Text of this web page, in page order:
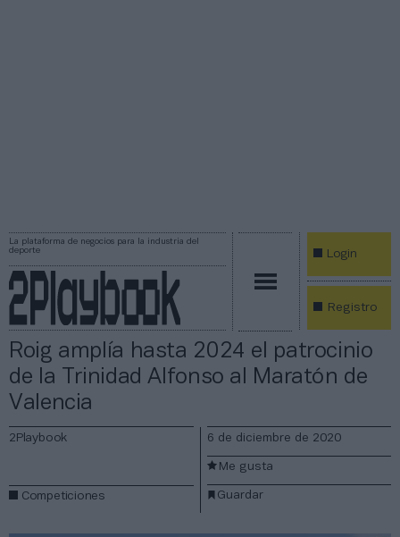
La plataforma de negocios para la industria del
deporte
Login
Registro
Roig amplía hasta 2024 el patrocinio
de la Trinidad Alfonso al Maratón de
Valencia
2Playbook
Competiciones
6 de diciembre de 2020
Guardar
Me gusta